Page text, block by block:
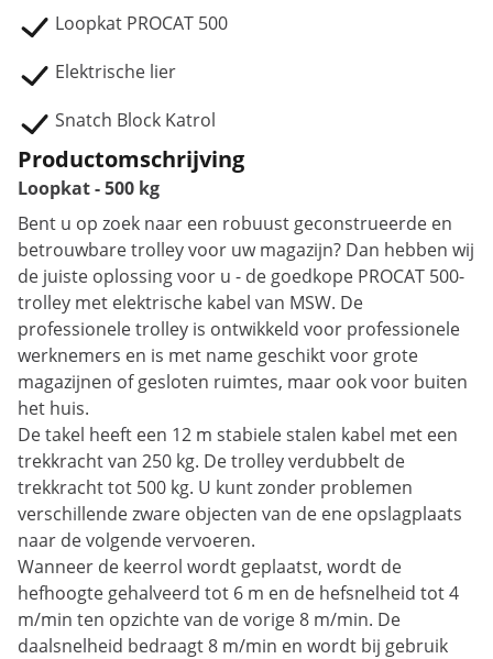
Loopkat PROCAT 500
Elektrische lier
Snatch Block Katrol
Productomschrijving
Loopkat - 500 kg
Bent u op zoek naar een robuust geconstrueerde en
betrouwbare trolley voor uw magazijn? Dan hebben wij
de juiste oplossing voor u - de goedkope PROCAT 500-
trolley met elektrische kabel van MSW. De
professionele trolley is ontwikkeld voor professionele
werknemers en is met name geschikt voor grote
magazijnen of gesloten ruimtes, maar ook voor buiten
het huis.
De takel heeft een 12 m stabiele stalen kabel met een
trekkracht van 250 kg. De trolley verdubbelt de
trekkracht tot 500 kg. U kunt zonder problemen
verschillende zware objecten van de ene opslagplaats
naar de volgende vervoeren.
Wanneer de keerrol wordt geplaatst, wordt de
hefhoogte gehalveerd tot 6 m en de hefsnelheid tot 4
m/min ten opzichte van de vorige 8 m/min. De
daalsnelheid bedraagt ​​8 m/min en wordt bij gebruik